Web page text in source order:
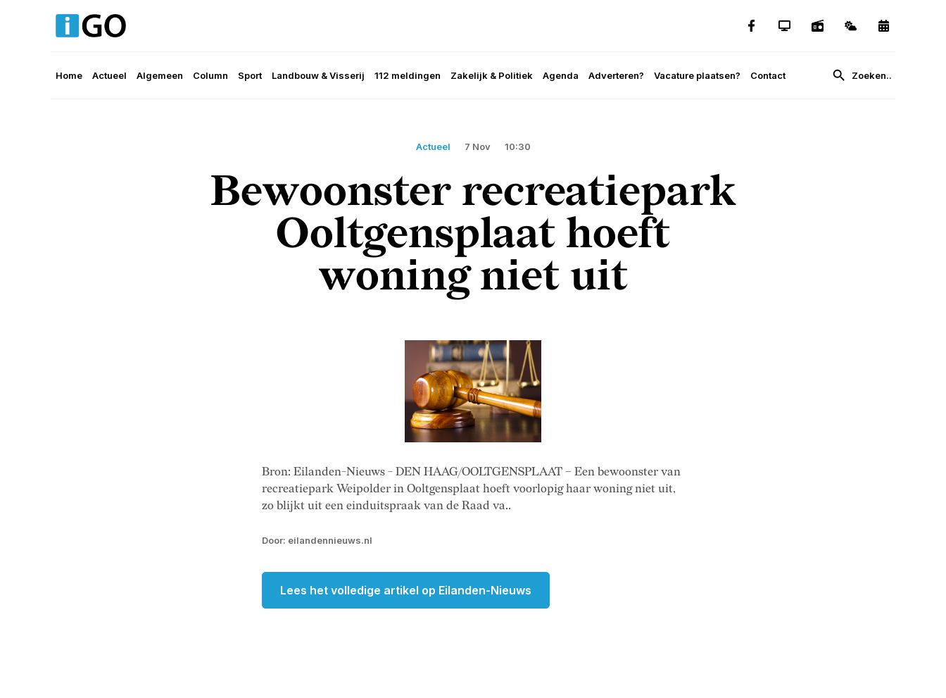
Home Actueel Algemeen Column Sport Landbouw & Visserij 112 meldingen Zakelijk & Politiek Agenda Adverteren? Vacature plaatsen? Contact
Actueel 7 Nov 10:30
Bewoonster recreatiepark
Ooltgensplaat hoeft
woning niet uit
Bron: Eilanden-Nieuws - DEN HAAG/OOLTGENSPLAAT – Een bewoonster van
recreatiepark Weipolder in Ooltgensplaat hoeft voorlopig haar woning niet uit,
zo blijkt uit een einduitspraak van de Raad va..
Door: eilandennieuws.nl
Lees het volledige artikel op Eilanden-Nieuws